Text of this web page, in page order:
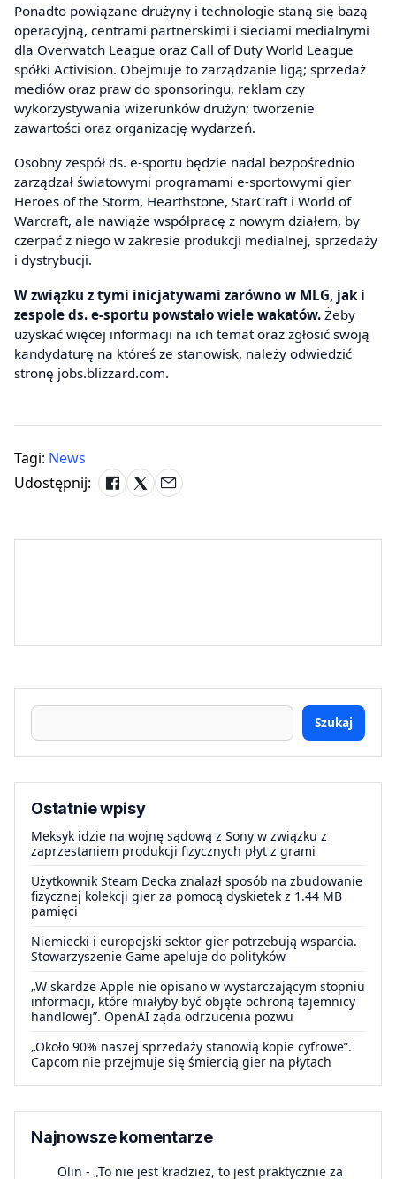
Ponadto powiązane drużyny i technologie staną się bazą
operacyjną, centrami partnerskimi i sieciami medialnymi
dla Overwatch League oraz Call of Duty World League
spółki Activision. Obejmuje to zarządzanie ligą; sprzedaż
mediów oraz praw do sponsoringu, reklam czy
wykorzystywania wizerunków drużyn; tworzenie
zawartości oraz organizację wydarzeń.
Osobny zespół ds. e-sportu będzie nadal bezpośrednio
zarządzał światowymi programami e-sportowymi gier
Heroes of the Storm, Hearthstone, StarCraft i World of
Warcraft, ale nawiąże współpracę z nowym działem, by
czerpać z niego w zakresie produkcji medialnej, sprzedaży
i dystrybucji.
W związku z tymi inicjatywami zarówno w MLG, jak i
zespole ds. e-sportu powstało wiele wakatów. Żeby
uzyskać więcej informacji na ich temat oraz zgłosić swoją
kandydaturę na któreś ze stanowisk, należy odwiedzić
stronę jobs.blizzard.com.
Tagi: News
Udostępnij:
Szukaj
Ostatnie wpisy
Meksyk idzie na wojnę sądową z Sony w związku z
zaprzestaniem produkcji fizycznych płyt z grami
Użytkownik Steam Decka znalazł sposób na zbudowanie
fizycznej kolekcji gier za pomocą dyskietek z 1.44 MB
pamięci
Niemiecki i europejski sektor gier potrzebują wsparcia.
Stowarzyszenie Game apeluje do polityków
„W skardze Apple nie opisano w wystarczającym stopniu
informacji, które miałyby być objęte ochroną tajemnicy
handlowej”. OpenAI żąda odrzucenia pozwu
„Około 90% naszej sprzedaży stanowią kopie cyfrowe”.
Capcom nie przejmuje się śmiercią gier na płytach
Najnowsze komentarze
Olin - „To nie jest kradzież, to jest praktycznie za